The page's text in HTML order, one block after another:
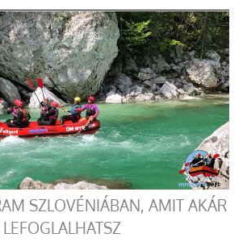
SZLOVÉNIÁBAN, AMIT AKÁR